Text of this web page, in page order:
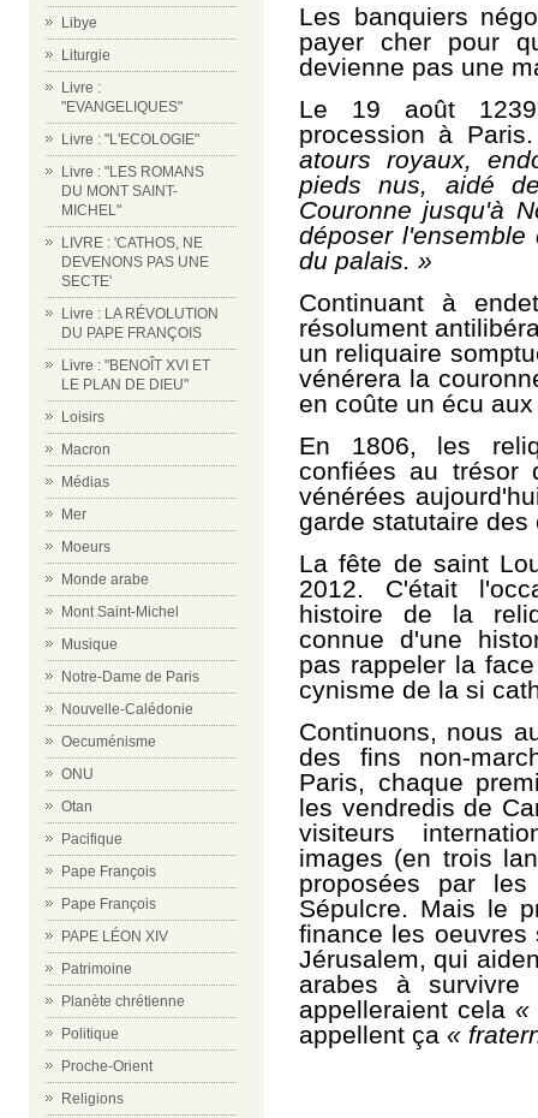
Libye
Liturgie
Livre :
"EVANGELIQUES"
Livre : "L'ECOLOGIE"
Livre : "LES ROMANS
DU MONT SAINT-
MICHEL"
LIVRE : 'CATHOS, NE
DEVENONS PAS UNE
SECTE'
Livre : LA RÉVOLUTION
DU PAPE FRANÇOIS
Livre : "BENOÎT XVI ET
LE PLAN DE DIEU"
Loisirs
Macron
Médias
Mer
Moeurs
Monde arabe
Mont Saint-Michel
Musique
Notre-Dame de Paris
Nouvelle-Calédonie
Oecuménisme
ONU
Otan
Pacifique
Pape François
Pape François
PAPE LÉON XIV
Patrimoine
Planète chrétienne
Politique
Proche-Orient
Religions
Les banquiers
payer cher pour
devienne pas une
Le 19 août
procession à
atours royaux,
pieds nus, aidé
Couronne jusqu'à
déposer
du palais. »
Continuant à
résolument
un reliquaire
vénérera la
en coûte un écu
En 1806, les
confiées au trésor
vénérées
garde statutaire
La fête de saint
2012. C'était
histoire de la
connue d'une
pas rappeler la
cynisme de la si
Continuons, nous
des fins non-
Paris, chaque
les vendredis de
visiteurs
images (en trois
proposées par
Sépulcre. Mais le
finance les oeuvres
Jérusalem, qui
arabes à
appelleraient cela «
appellent ça «